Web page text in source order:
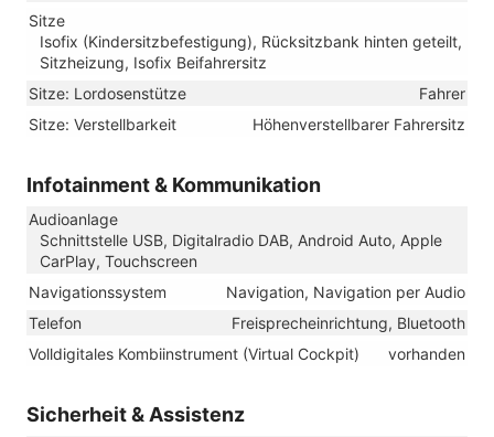
Sitze
Isofix (Kindersitzbefestigung), Rücksitzbank hinten geteilt,
Sitzheizung, Isofix Beifahrersitz
Sitze: Lordosenstütze
Fahrer
Sitze: Verstellbarkeit
Höhenverstellbarer Fahrersitz
Infotainment & Kommunikation
Audioanlage
Schnittstelle USB, Digitalradio DAB, Android Auto, Apple
CarPlay, Touchscreen
Navigationssystem
Navigation, Navigation per Audio
Telefon
Freisprecheinrichtung, Bluetooth
Volldigitales Kombiinstrument (Virtual Cockpit)
vorhanden
Sicherheit & Assistenz